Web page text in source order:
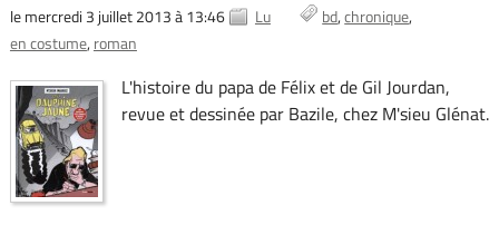
le mercredi 3 juillet 2013 à 13:46 Lu bd chronique
en costume roman
L'histoire du papa de Félix et de Gil Jourdan,
revue et dessinée par Bazile, chez M'sieu Glénat.